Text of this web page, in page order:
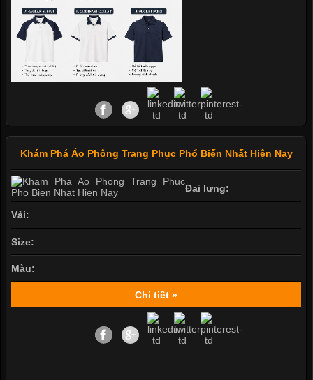
Khám Phá Áo Phông Trang Phục Phổ Biến Nhất Hiện Nay
Đai lưng:
Vải:
Size:
Màu:
Chi tiết »